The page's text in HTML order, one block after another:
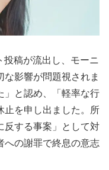
稿が流出し、モーニ
影響が問題視されま
」と認め、「軽率な行
止を申し出ました。所
反する事案」として対
への謝罪で終息の意志